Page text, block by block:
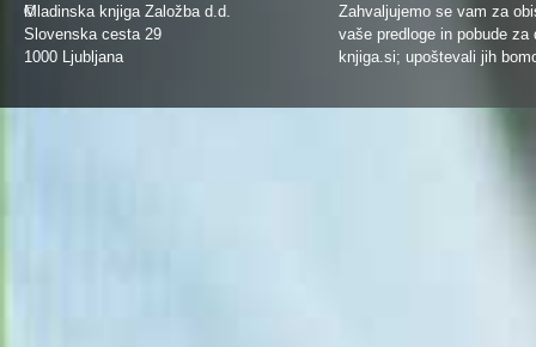
©
Mladinska knjiga Založba d.d.
Slovenska cesta 29
1000 Ljubljana
Zahvaljujemo se vam za
vaše predloge in pobude
knjiga.si; upoštevali jih